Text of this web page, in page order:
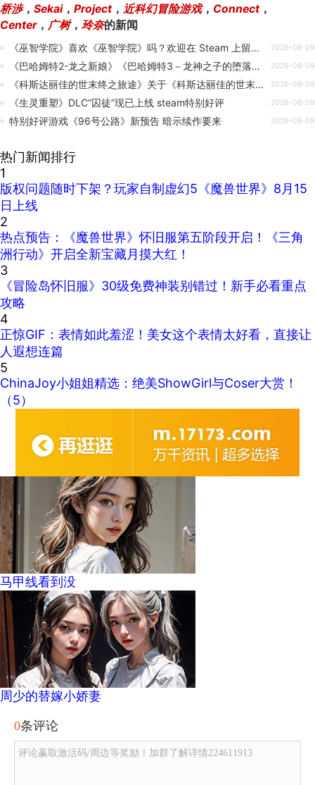
桥渉， Sekai， Project， 近科幻冒险游戏， Connect，
Center， 广树， 玲奈的新闻
《巫智学院》喜欢《巫智学院》吗？欢迎在 Steam 上留下评价！💙 2026-08-09
《巴哈姆特2-龙之新娘》《巴哈姆特3－龙神之子的堕落》Steam 商店页面正式上架！ 2026-08-09
《科斯达丽佳的世末终之旅途》关于《科斯达丽佳的世末终之旅途》大家反馈的一些事 2026-08-09
《生灵重塑》DLC“囚徒”现已上线 steam特别好评 2026-08-09
特别好评游戏《96号公路》新预告 暗示续作要来 2026-08-09
热门新闻排行
1
版权问题随时下架？玩家自制虚幻5《魔兽世界》8月15
日上线
2
热点预告：《魔兽世界》怀旧服第五阶段开启！《三角
洲行动》开启全新宝藏月摸大红！
3
《冒险岛怀旧服》30级免费神装别错过！新手必看重点
攻略
4
正惊GIF：表情如此羞涩！美女这个表情太好看，直接让
人遐想连篇
5
ChinaJoy小姐姐精选：绝美ShowGirl与Coser大赏！
（5）
马甲线看到没
周少的替嫁小娇妻
0条评论
评论赢取激活码/周边等奖励！加群了解详情224611913